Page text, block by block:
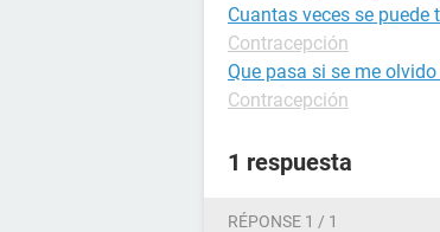
Cuantas veces se
Contracepción
Que pasa si se me
Contracepción
1 respuesta
RÉPONSE 1 / 1